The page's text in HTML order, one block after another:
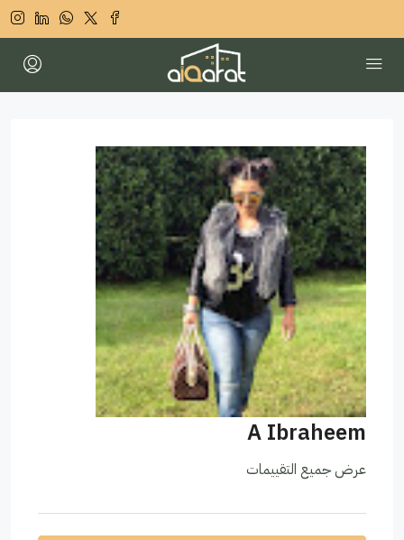
A Ibraheem
عرض جميع التقييمات